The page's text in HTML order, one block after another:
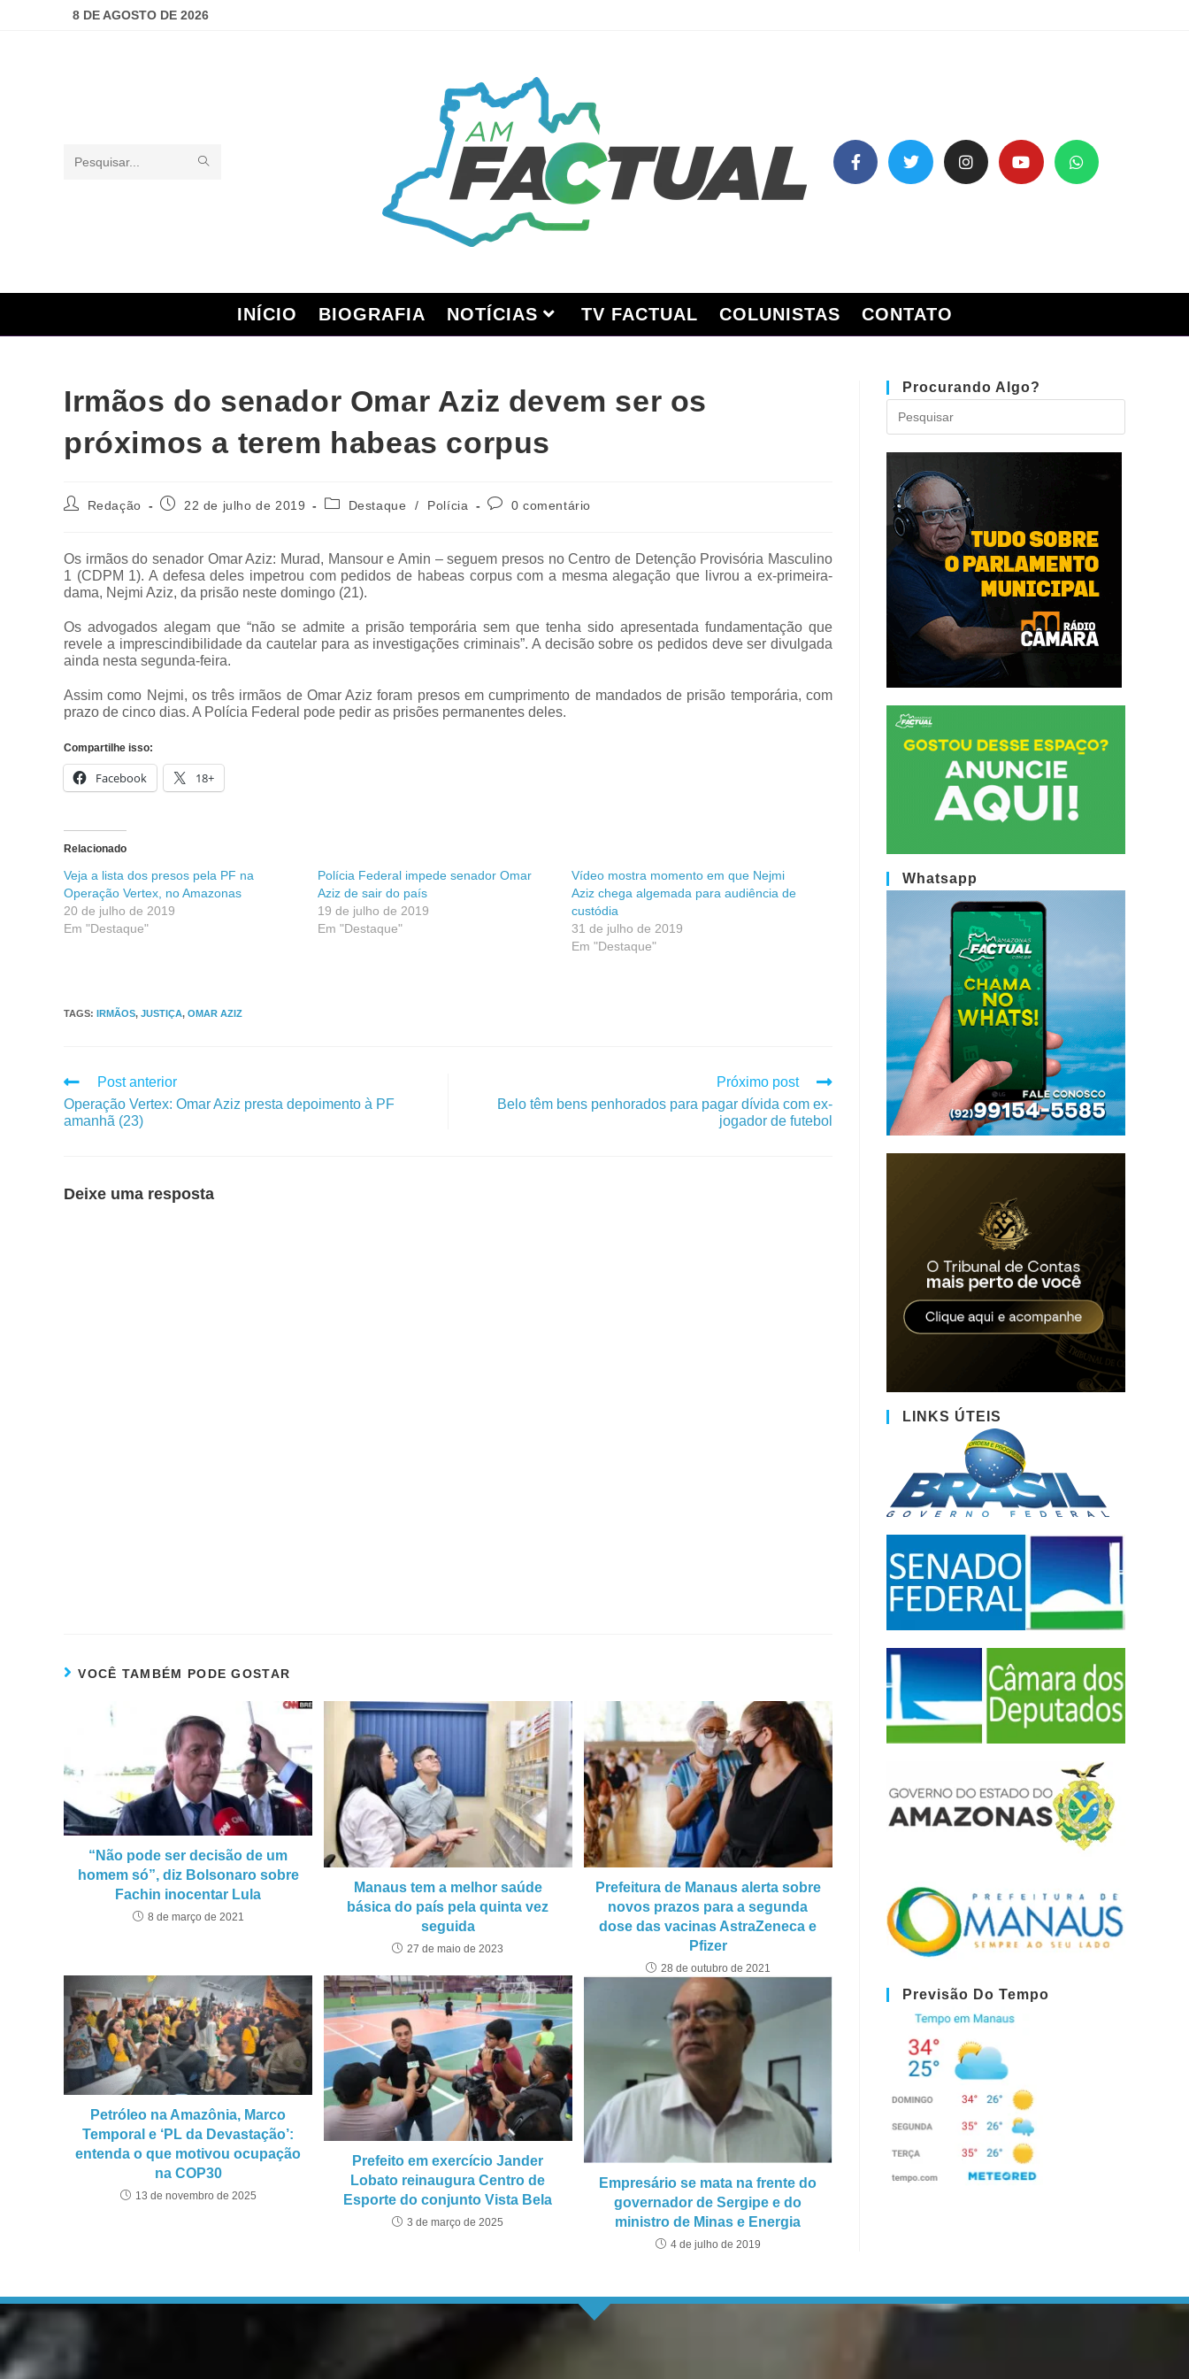
8 DE AGOSTO DE 2026
Pesquisar
INÍCIO BIOGRAFIA NOTÍCIAS TV FACTUAL COLUNISTAS CONTATO
Irmãos do senador Omar Aziz devem ser os
próximos a terem habeas corpus
Redação 22 de julho de 2019 Destaque / Polícia 0 comentário
Os irmãos do senador Omar Aziz: Murad, Mansour e Amin – seguem presos no Centro de Detenção Provisória Masculino
1 (CDPM 1). A defesa deles impetrou com pedidos de habeas corpus com a mesma alegação que livrou a ex-primeira-
dama, Nejmi Aziz, da prisão neste domingo (21).
Os advogados alegam que “não se admite a prisão temporária sem que tenha sido apresentada fundamentação que
revele a imprescindibilidade da cautelar para as investigações criminais”. A decisão sobre os pedidos deve ser divulgada
ainda nesta segunda-feira.
Assim como Nejmi, os três irmãos de Omar Aziz foram presos em cumprimento de mandados de prisão temporária, com
prazo de cinco dias. A Polícia Federal pode pedir as prisões permanentes deles.
Compartilhe isso:
Facebook 18+
Relacionado
Veja a lista dos presos pela PF na
Operação Vertex, no Amazonas
20 de julho de 2019
Em "Destaque"
Polícia Federal impede senador Omar
Aziz de sair do país
19 de julho de 2019
Em "Destaque"
Vídeo mostra momento em que Nejmi
Aziz chega algemada para audiência de
custódia
31 de julho de 2019
Em "Destaque"
TAGS: IRMÃOS, JUSTIÇA, OMAR AZIZ
Post anterior
Operação Vertex: Omar Aziz presta depoimento à PF
amanhã (23)
Próximo post
Belo têm bens penhorados para pagar dívida com ex-
jogador de futebol
Deixe uma resposta
VOCÊ TAMBÉM PODE GOSTAR
“Não pode ser decisão de um
homem só”, diz Bolsonaro sobre
Fachin inocentar Lula
8 de março de 2021
Manaus tem a melhor saúde
básica do país pela quinta vez
seguida
27 de maio de 2023
Prefeitura de Manaus alerta sobre
novos prazos para a segunda
dose das vacinas AstraZeneca e
Pfizer
28 de outubro de 2021
Petróleo na Amazônia, Marco
Temporal e ‘PL da Devastação’:
entenda o que motivou ocupação
na COP30
13 de novembro de 2025
Prefeito em exercício Jander
Lobato reinaugura Centro de
Esporte do conjunto Vista Bela
3 de março de 2025
Empresário se mata na frente do
governador de Sergipe e do
ministro de Minas e Energia
4 de julho de 2019
Procurando Algo?
Whatsapp
LINKS ÚTEIS
Previsão Do Tempo